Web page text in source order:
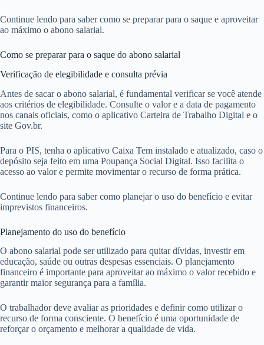
Continue lendo para saber como se preparar para o saque e aproveitar
ao máximo o abono salarial.
Como se preparar para o saque do abono salarial
Verificação de elegibilidade e consulta prévia
Antes de sacar o abono salarial, é fundamental verificar se você atende
aos critérios de elegibilidade. Consulte o valor e a data de pagamento
nos canais oficiais, como o aplicativo Carteira de Trabalho Digital e o
site Gov.br.
Para o PIS, tenha o aplicativo Caixa Tem instalado e atualizado, caso o
depósito seja feito em uma Poupança Social Digital. Isso facilita o
acesso ao valor e permite movimentar o recurso de forma prática.
Continue lendo para saber como planejar o uso do benefício e evitar
imprevistos financeiros.
Planejamento do uso do benefício
O abono salarial pode ser utilizado para quitar dívidas, investir em
educação, saúde ou outras despesas essenciais. O planejamento
financeiro é importante para aproveitar ao máximo o valor recebido e
garantir maior segurança para a família.
O trabalhador deve avaliar as prioridades e definir como utilizar o
recurso de forma consciente. O benefício é uma oportunidade de
reforçar o orçamento e melhorar a qualidade de vida.